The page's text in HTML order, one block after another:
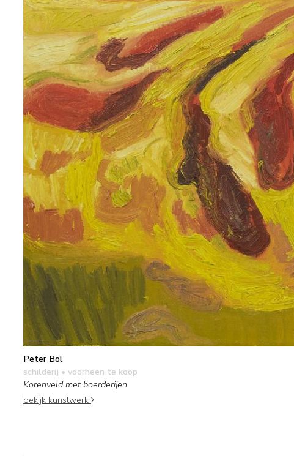
Peter Bol
schilderij • voorheen te koop
Korenveld met boerderijen
bekijk kunstwerk